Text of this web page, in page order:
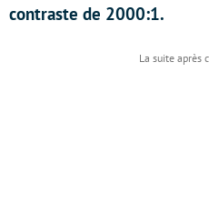
contraste de 2000:1.